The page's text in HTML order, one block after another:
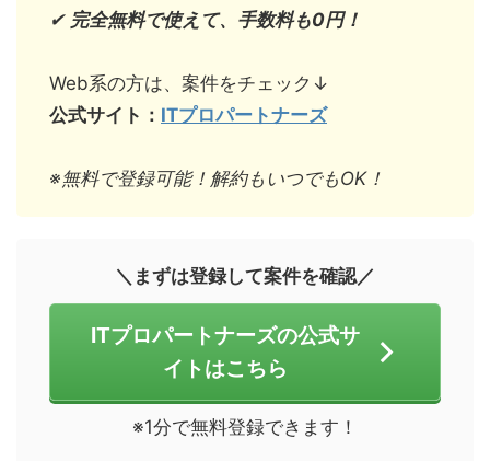
✔︎ 完全無料で使えて、手数料も0円！
Web系の方は、案件をチェック↓
公式サイト： ITプロパートナーズ
※無料で登録可能！解約もいつでもOK！
＼まずは登録して案件を確認／
ITプロパートナーズの公式サ
イトはこちら
※1分で無料登録できます！